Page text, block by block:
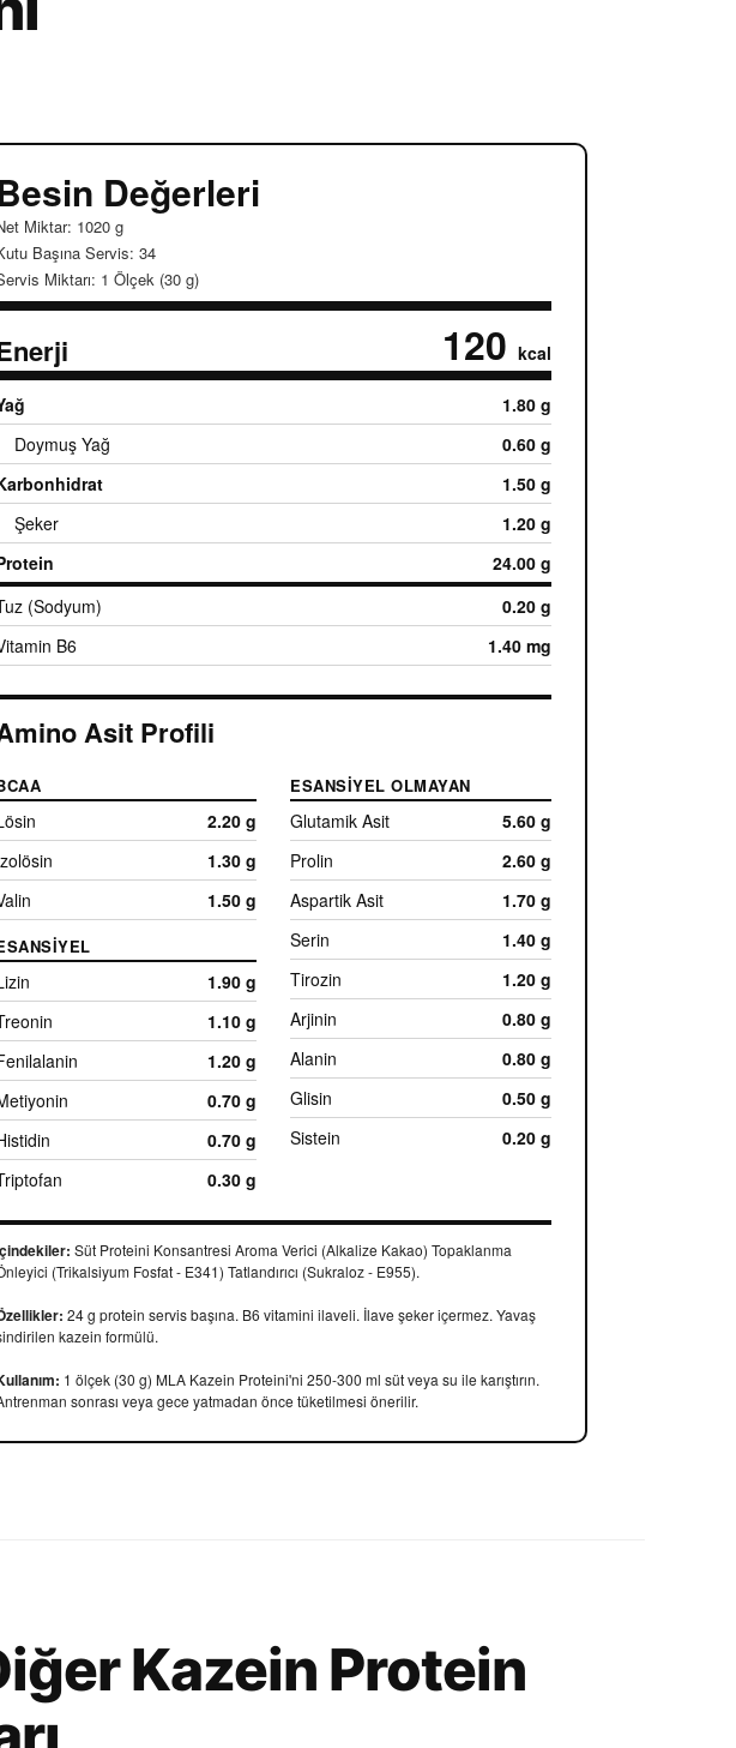
Değerleri
Miktar: 1020 g
Başına Servis: 34
Miktarı: 1 Ölçek (30 g)
120 kcal
1.80 g
Doymuş Yağ
0.60 g
1.50 g
Şeker
1.20 g
24.00 g
(Sodyum)
0.20 g
B6
1.40 mg
Asit Profili
2.20 g
1.30 g
1.50 g
1.90 g
1.10 g
1.20 g
0.70 g
0.70 g
0.30 g
ESANSIYEL OLMAYAN
Glutamik Asit
5.60 g
Prolin
2.60 g
Aspartik Asit
1.70 g
Serin
1.40 g
Tirozin
1.20 g
Arjinin
0.80 g
Alanin
0.80 g
Glisin
0.50 g
Sistein
0.20 g
Süt Proteini Konsantresi Aroma Verici (Alkalize Kakao) Topaklanma
(Trikalsiyum Fosfat - E341) Tatlandırıcı (Sukraloz - E955).
24 g protein servis başına. B6 vitamini ilaveli. İlave şeker içermez. Yavaş
kazein formülü.
1 ölçek (30 g) MLA Kazein Proteini'ni 250-300 ml süt veya su ile karıştırın.
sonrası veya gece yatmadan önce tüketilmesi önerilir.
Kazein Protein